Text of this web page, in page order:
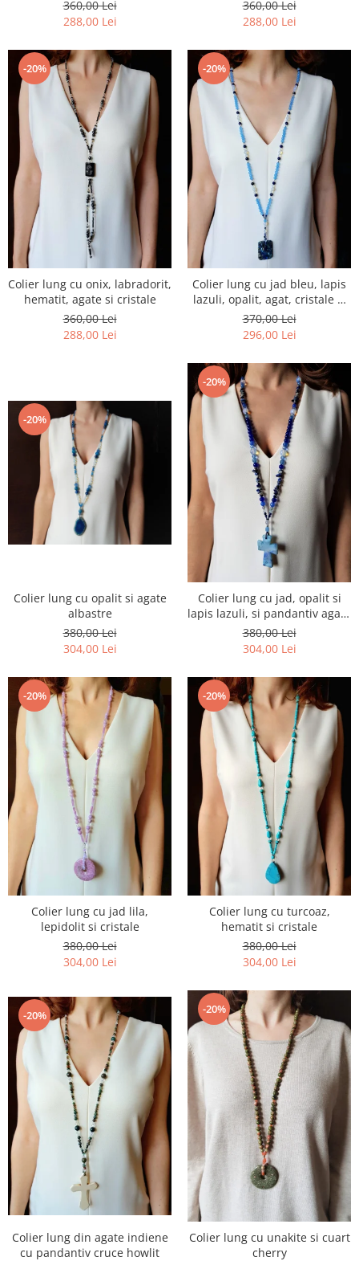
360,00 Lei
288,00 Lei
360,00 Lei
288,00 Lei
-20%
Colier lung cu onix, labradorit,
hematit, agate si cristale
360,00 Lei
288,00 Lei
-20%
Colier lung cu jad bleu, lapis
lazuli, opalit, agat, cristale si
jasp imperial
370,00 Lei
296,00 Lei
-20%
Colier lung cu opalit si agate
albastre
380,00 Lei
304,00 Lei
-20%
Colier lung cu jad, opalit si
lapis lazuli, si pandantiv agata
albastra
380,00 Lei
304,00 Lei
-20%
Colier lung cu jad lila,
lepidolit si cristale
380,00 Lei
304,00 Lei
-20%
Colier lung cu turcoaz,
hematit si cristale
380,00 Lei
304,00 Lei
-20%
Colier lung din agate indiene
cu pandantiv cruce howlit
-20%
Colier lung cu unakite si cuart
cherry